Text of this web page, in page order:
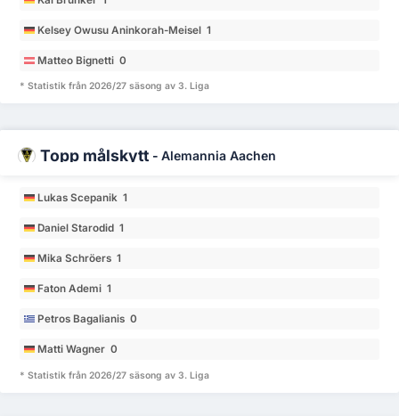
Kelsey Owusu Aninkorah-Meisel 1
Matteo Bignetti 0
* Statistik från 2026/27 säsong av 3. Liga
Topp målskytt - Alemannia Aachen
Lukas Scepanik 1
Daniel Starodid 1
Mika Schröers 1
Faton Ademi 1
Petros Bagalianis 0
Matti Wagner 0
* Statistik från 2026/27 säsong av 3. Liga